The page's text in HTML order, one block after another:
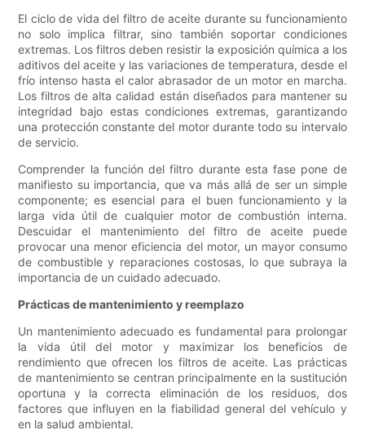
El ciclo de vida del filtro de aceite durante su funcionamiento
no solo implica filtrar, sino también soportar condiciones
extremas. Los filtros deben resistir la exposición química a los
aditivos del aceite y las variaciones de temperatura, desde el
frío intenso hasta el calor abrasador de un motor en marcha.
Los filtros de alta calidad están diseñados para mantener su
integridad bajo estas condiciones extremas, garantizando
una protección constante del motor durante todo su intervalo
de servicio.
Comprender la función del filtro durante esta fase pone de
manifiesto su importancia, que va más allá de ser un simple
componente; es esencial para el buen funcionamiento y la
larga vida útil de cualquier motor de combustión interna.
Descuidar el mantenimiento del filtro de aceite puede
provocar una menor eficiencia del motor, un mayor consumo
de combustible y reparaciones costosas, lo que subraya la
importancia de un cuidado adecuado.
Prácticas de mantenimiento y reemplazo
Un mantenimiento adecuado es fundamental para prolongar
la vida útil del motor y maximizar los beneficios de
rendimiento que ofrecen los filtros de aceite. Las prácticas
de mantenimiento se centran principalmente en la sustitución
oportuna y la correcta eliminación de los residuos, dos
factores que influyen en la fiabilidad general del vehículo y
en la salud ambiental.